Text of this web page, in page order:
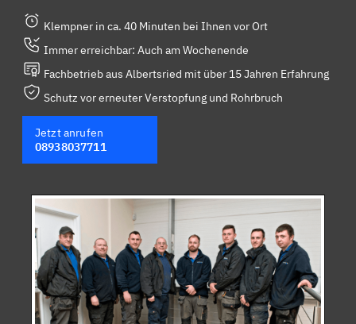
Klempner in ca. 40 Minuten bei Ihnen vor Ort
Immer erreichbar: Auch am Wochenende
Fachbetrieb aus Albertsried mit über 15 Jahren Erfahrung
Schutz vor erneuter Verstopfung und Rohrbruch
Jetzt anrufen
08938037711